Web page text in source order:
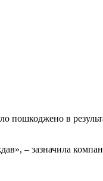
пошкоджено в
– зазначила